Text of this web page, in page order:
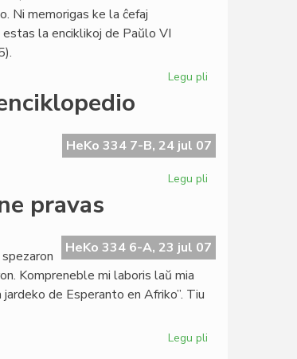
Ni memorigas ke la ĉefaj
la enciklikoj de Paŭlo VI
Legu pli
ekumenismo
HeKo 334 7-B, 24 jul 07
Legu pli
KCE
pri
pravas
HeKo 334 6-A, 23 jul 07
Kompreneble mi laboris laŭ mia
de Esperanto en Afriko”. Tiu
Legu pli